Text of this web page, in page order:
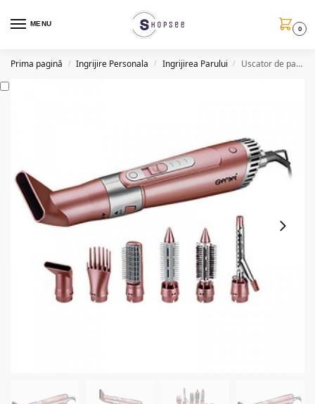
MENU
0
Prima pagină / Ingrijire Personala / Ingrijirea Parului / Uscator de par profesional Gemei GM, 7 in 1